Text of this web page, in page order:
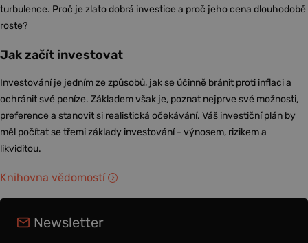
turbulence. Proč je zlato dobrá investice a proč jeho cena dlouhodobě
roste?
Jak začít investovat
Investování je jedním ze způsobů, jak se účinně bránit proti inflaci a
ochránit své peníze. Základem však je, poznat nejprve své možnosti,
preference a stanovit si realistická očekávání. Váš investiční plán by
měl počítat se třemi základy investování - výnosem, rizikem a
likviditou.
Knihovna vědomostí
Newsletter